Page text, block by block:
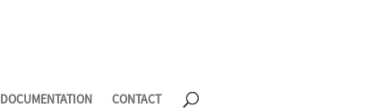
DOCUMENTATION CONTACT